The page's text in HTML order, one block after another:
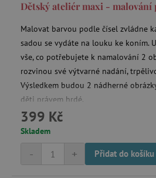
Dětský ateliér maxi - malování
Malovat barvou podle čísel zvládne
sadou se vydáte na louku ke koním.
vše, co potřebujete k namalování 2
rozvinou své výtvarné nadání,
Výsledkem budou 2 nádherné
děti právem hrdé.
399 Kč
Skladem
+
- Přidat do košíku